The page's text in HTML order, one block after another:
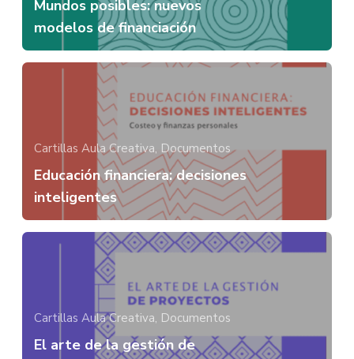
Mundos posibles: nuevos
modelos de financiación
Cartillas Aula Creativa, Documentos
Educación financiera: decisiones
inteligentes
Cartillas Aula Creativa, Documentos
El arte de la gestión de